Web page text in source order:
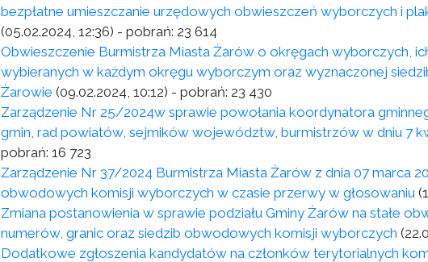
bezpłatne umieszczanie urzędowych obwieszczeń wyborczych i
(05.02.2024, 12:36) - pobrań: 23 614
Obwieszczenie Burmistrza Miasta Żarów o okręgach wyborczych,
wybieranych w każdym okręgu wyborczym oraz wyznaczonej
Żarowie (09.02.2024, 10:12) - pobrań: 23 430
Zarządzenie Nr 25/2024w sprawie powołania koordynatora
gmin, rad powiatów, sejmików województw, burmistrzów w dniu 7
pobrań: 16 723
Zarządzenie Nr 37/2024 Burmistrza Miasta Żarów z dnia 07 marca
obwodowych komisji wyborczych w czasie przerwy w głosowaniu
Zmiana postanowienia w sprawie podziału Gminy Żarów na stałe
numerów, granic oraz siedzib obwodowych komisji wyborczych
Dodatkowe zgłoszenia kandydatów na członków terytorialnych